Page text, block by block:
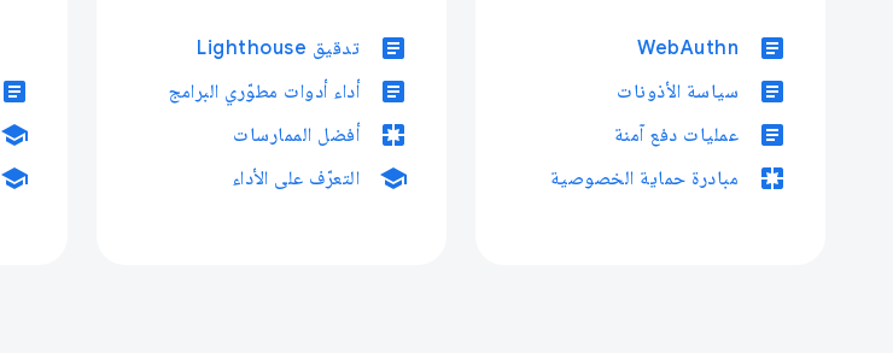
article
WebAuthn
article سياسة الأذونات
article عمليات دفع آمنة
pages مبادرة حماية الخصوصية
article تدقيق Lighthouse
article أداء أدوات مطوّري البرامج
pages أفضل الممارسات
school التعرّف على الأداء
article
school
school